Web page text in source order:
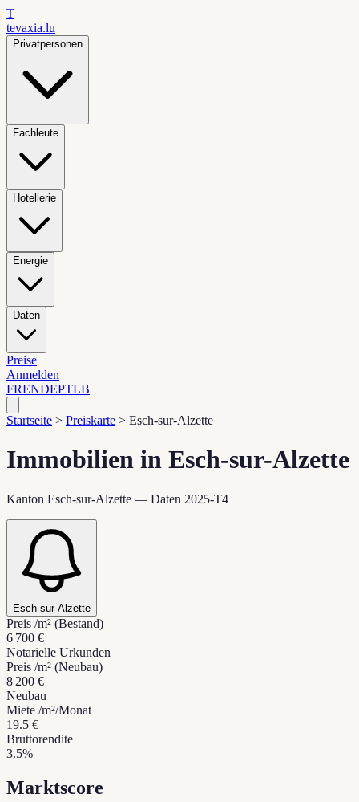
T
tevaxia.lu
Privatpersonen
Fachleute
Hotellerie
Energie
Daten
Preise
Anmelden
FRENDEPTLB
Startseite > Preiskarte > Esch-sur-Alzette
Immobilien in Esch-sur-Alzette
Kanton Esch-sur-Alzette — Daten 2025-T4
Esch-sur-Alzette
Preis /m² (Bestand)
6 700 €
Notarielle Urkunden
Preis /m² (Neubau)
8 200 €
Neubau
Miete /m²/Monat
19.5 €
Bruttorendite
3.5%
Marktscore